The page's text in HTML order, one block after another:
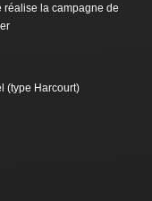
réalise la campagne de
(type Harcourt)